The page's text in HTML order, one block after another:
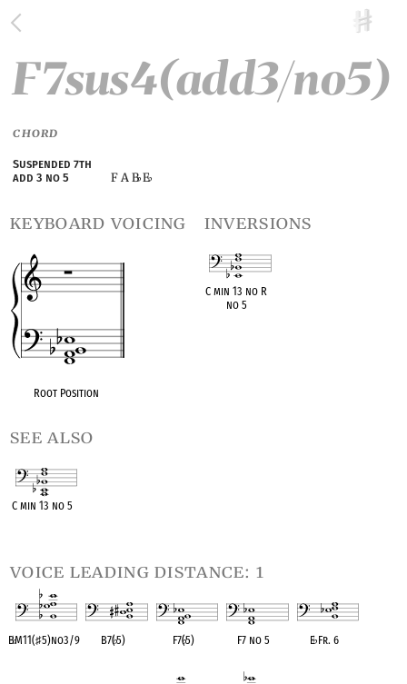
F7sus4(add3/no5)
CHORD
Suspended 7th
add 3 no 5
F A B♭E♭
keyboard voicing
Root Position
inversions
C min 13 no R
no 5
see also
C min 13 no 5
voice leading distance: 1
B♭M11(♯5)no3/9 B7(♭5) F7(♭5) F7 no 5 E♭Fr. 6